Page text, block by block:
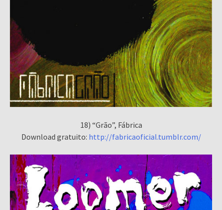
18) “Grão”, Fábrica
Download gratuito: http://fabricaoficial.tumblr.com/